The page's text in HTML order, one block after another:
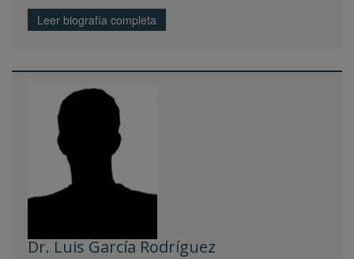
Leer biografía completa
Dr. Luis García Rodríguez